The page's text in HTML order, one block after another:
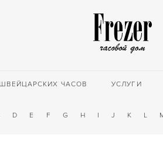
ЧАСОВ УСЛУГИ
D E F G H I J K L